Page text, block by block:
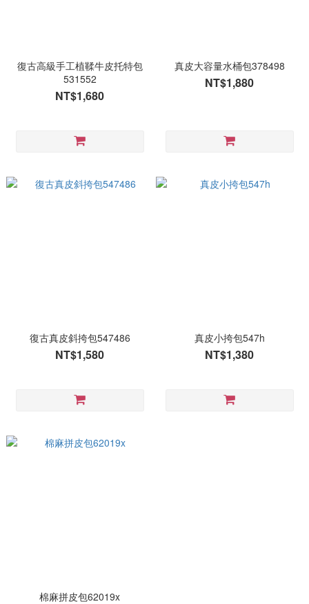
復古高級手工植鞣牛皮托特包
531552
NT$1,680
真皮大容量水桶包378498
NT$1,880
復古真皮斜挎包547486
NT$1,580
真皮小挎包547h
NT$1,380
棉麻拼皮包62019x